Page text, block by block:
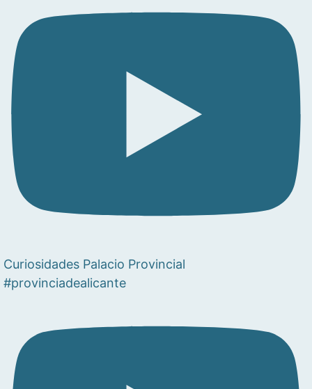
Curiosidades Palacio Provincial
#provinciadealicante